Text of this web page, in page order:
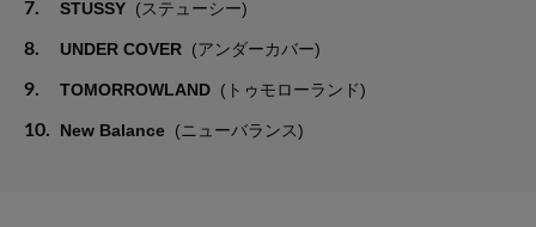
7. STUSSY (ステューシー)
8. UNDER COVER (アンダーカバー)
9. TOMORROWLAND (トゥモローランド)
10. New Balance (ニューバランス)